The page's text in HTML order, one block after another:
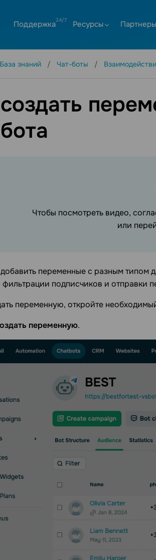
Поддержка Ресурсы Партнеры
База знаний Чат-боты
Чтобы посмотреть видео,
или
переменные с разным типом
фильтрации подписчиков и отправки
переменную, откройте
переменную.